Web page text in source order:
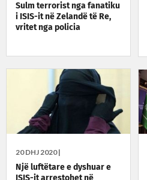
Sulm terrorist nga fanatiku
i ISIS-it në Zelandë të Re,
vritet nga policia
20 DHJ 2020 |
Një luftëtare e dyshuar e
ISIS-it arrestohet në